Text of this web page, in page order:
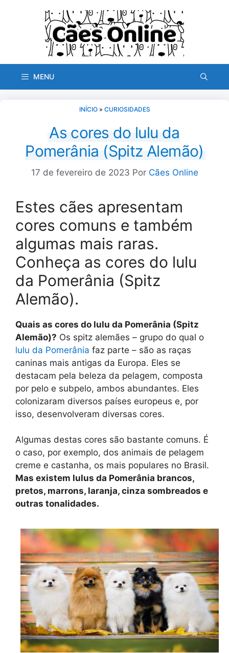
MENU
INÍCIO» CURIOSIDADES
As cores do lulu da
Pomerânia (Spitz Alemão)
17 de fevereiro de 2023 Por Cães Online
Estes cães apresentam
cores comuns e também
algumas mais raras.
Conheça as cores do lulu
da Pomerânia (Spitz
Alemão).
Quais as cores do lulu da Pomerânia (Spitz
Alemão)? Os spitz alemães – grupo do qual o
lulu da Pomerânia faz parte – são as raças
caninas mais antigas da Europa. Eles se
destacam pela beleza da pelagem, composta
por pelo e subpelo, ambos abundantes. Eles
colonizaram diversos países europeus e, por
isso, desenvolveram diversas cores.
Algumas destas cores são bastante comuns. É
o caso, por exemplo, dos animais de pelagem
creme e castanha, os mais populares no Brasil.
Mas existem lulus da Pomerânia brancos,
pretos, marrons, laranja, cinza sombreados e
outras tonalidades.